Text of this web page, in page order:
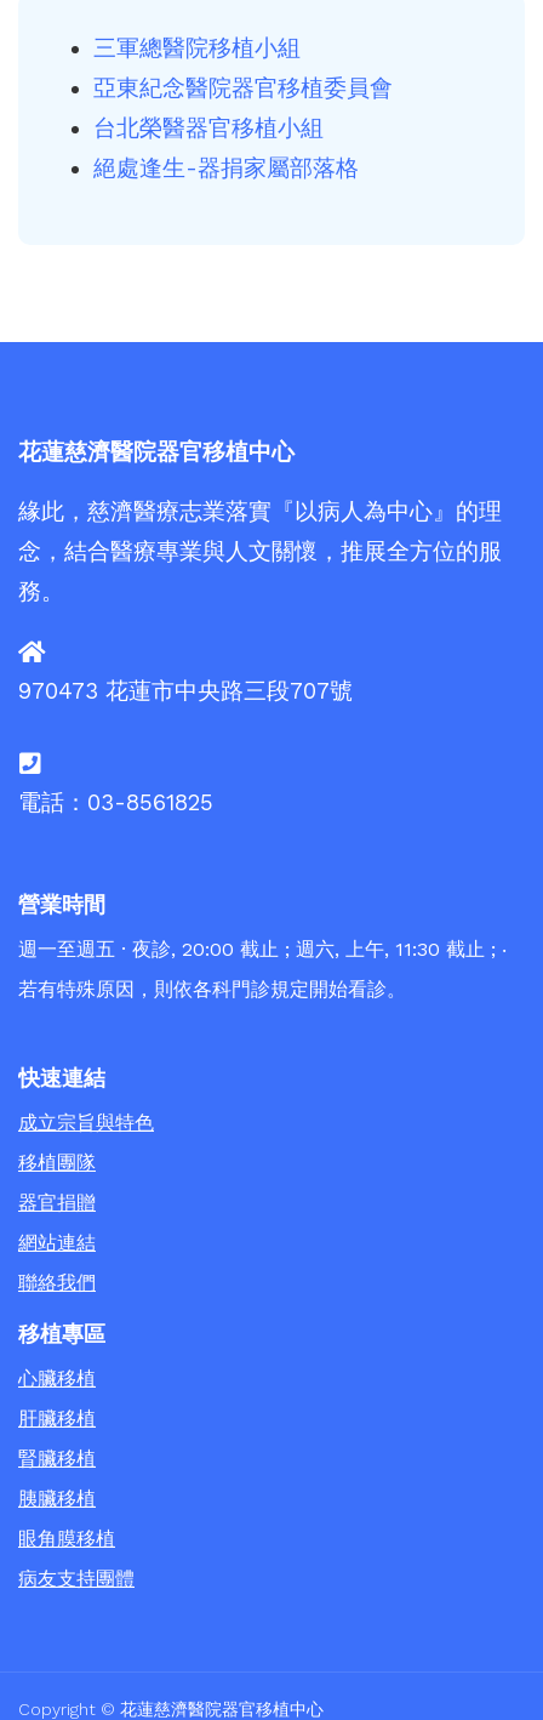
三軍總醫院移植小組
亞東紀念醫院器官移植委員會
台北榮醫器官移植小組
絕處逢生-器捐家屬部落格
花蓮慈濟醫院器官移植中心
緣此，慈濟醫療志業落實『以病人為中心』的理
念，結合醫療專業與人文關懷，推展全方位的服
務。
970473 花蓮市中央路三段707號
電話：03-8561825
營業時間
週一至週五 · 夜診, 20:00 截止 ; 週六, 上午, 11:30 截止 ; ‧
若有特殊原因，則依各科門診規定開始看診。
快速連結
成立宗旨與特色
移植團隊
器官捐贈
網站連結
聯絡我們
移植專區
心臟移植
肝臟移植
腎臟移植
胰臟移植
眼角膜移植
病友支持團體
Copyright © 花蓮慈濟醫院器官移植中心